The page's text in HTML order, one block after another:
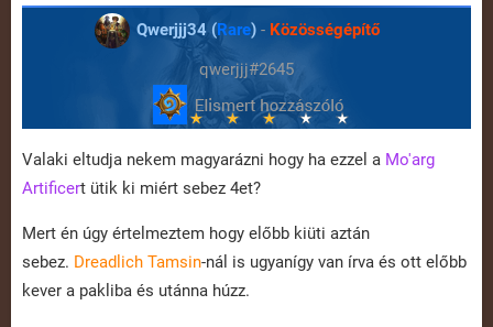
Qwerjjj34 (Rare) - Közösségépítő
qwerjjj#2645
Valaki eltudja nekem magyarázni hogy ha ezzel a Mo'arg
Artificert ütik ki miért sebez 4et?
Mert én úgy értelmeztem hogy előbb kiüti aztán
sebez. Dreadlich Tamsin-nál is ugyanígy van írva és ott előbb
kever a pakliba és utánna húzz.